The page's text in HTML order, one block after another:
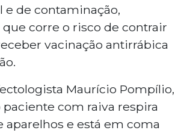
e de contaminação,
corre o risco de contrair
vacinação antirrábica
Maurício Pompílio,
com raiva respira
aparelhos e está em coma